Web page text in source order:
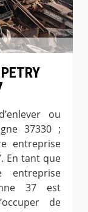
ou
37330 ;
entreprise
En tant que
entreprise
37 est
de